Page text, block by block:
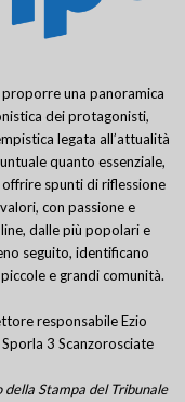
una panoramica
dei protagonisti,
legata all’attualità
quanto essenziale,
spunti di riflessione
con passione e
dalle più popolari e
seguito, identificano
e grandi comunità.
responsabile Ezio
3 Scanzorosciate
Stampa del Tribunale